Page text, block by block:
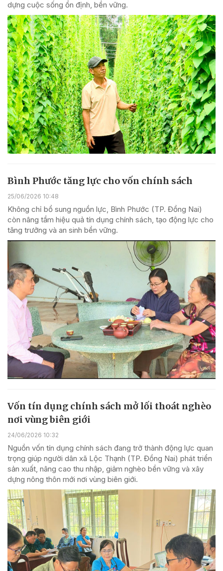
dựng cuộc sống ổn định, bền vững.
Bình Phước tăng lực cho vốn chính sách
25/06/2026 10:48
Không chỉ bổ sung nguồn lực, Bình Phước (TP. Đồng Nai)
còn nâng tầm hiệu quả tín dụng chính sách, tạo động lực cho
tăng trưởng và an sinh bền vững.
Vốn tín dụng chính sách mở lối thoát nghèo
nơi vùng biên giới
24/06/2026 10:32
Nguồn vốn tín dụng chính sách đang trở thành động lực quan
trọng giúp người dân xã Lộc Thạnh (TP. Đồng Nai) phát triển
sản xuất, nâng cao thu nhập, giảm nghèo bền vững và xây
dựng nông thôn mới nơi vùng biên giới.